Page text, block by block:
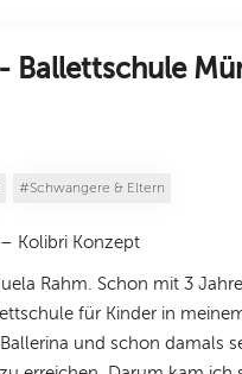
Ballettschule
#Schwangere & Eltern
Kolibri Konzept
Rahm. Schon mit 3
für Kinder in
und schon damals